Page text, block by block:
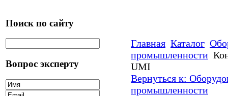
Поиск по сайту
Вопрос эксперту
Главная Каталог
промышленности
UMI
Вернуться к:
промышленности